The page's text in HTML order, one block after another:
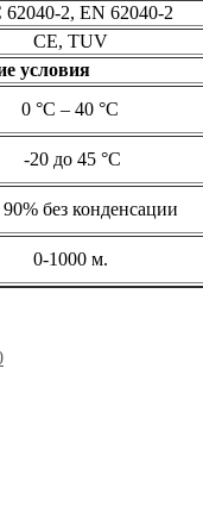
62040-2, EN 62040-2
CE, TUV
условия
0 °C – 40 °C
-20 до 45 °C
без конденсации
0-1000 м.